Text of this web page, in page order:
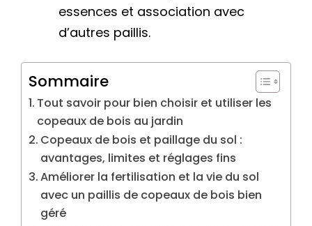
essences et association avec
d’autres paillis.
Sommaire
Tout savoir pour bien choisir et utiliser les
copeaux de bois au jardin
Copeaux de bois et paillage du sol :
avantages, limites et réglages fins
Améliorer la fertilisation et la vie du sol
avec un paillis de copeaux de bois bien
géré